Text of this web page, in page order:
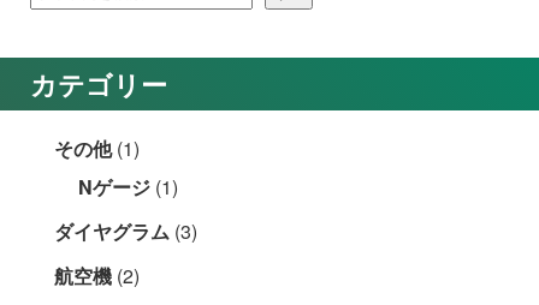
カテゴリー
その他(1)
Nゲージ (1)
ダイヤグラム (3)
航空機 (2)